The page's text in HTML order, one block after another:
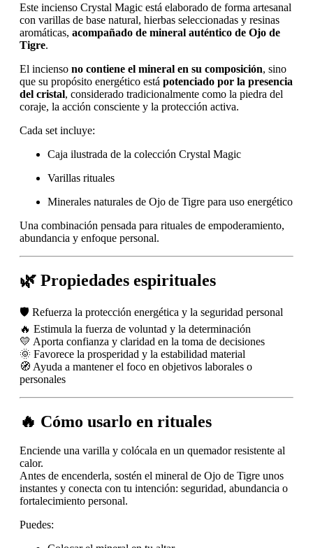
Este incienso Crystal Magic está elaborado de forma artesanal
con varillas de base natural, hierbas seleccionadas y resinas
aromáticas, acompañado de mineral auténtico de Ojo de
Tigre.
El incienso no contiene el mineral en su composición, sino
que su propósito energético está potenciado por la presencia
del cristal, considerado tradicionalmente como la piedra del
coraje, la acción consciente y la protección activa.
Cada set incluye:
Caja ilustrada de la colección Crystal Magic
Varillas rituales
Minerales naturales de Ojo de Tigre para uso energético
Una combinación pensada para rituales de empoderamiento,
abundancia y enfoque personal.
🌿 Propiedades espirituales
🛡️ Refuerza la protección energética y la seguridad personal
🔥 Estimula la fuerza de voluntad y la determinación
💛 Aporta confianza y claridad en la toma de decisiones
🌞 Favorece la prosperidad y la estabilidad material
🧭 Ayuda a mantener el foco en objetivos laborales o
personales
🔥 Cómo usarlo en rituales
Enciende una varilla y colócala en un quemador resistente al
calor.
Antes de encenderla, sostén el mineral de Ojo de Tigre unos
instantes y conecta con tu intención: seguridad, abundancia o
fortalecimiento personal.
Puedes: